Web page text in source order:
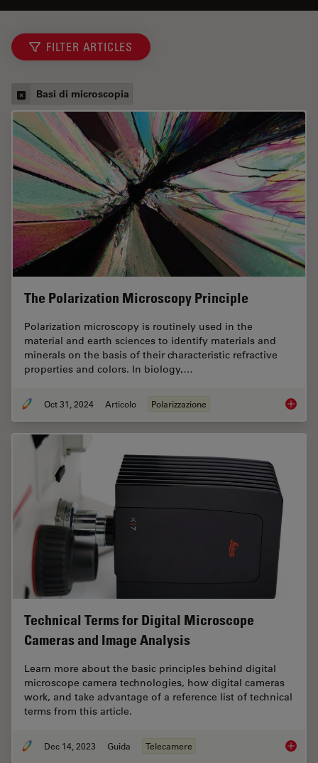
FILTER ARTICLES
Basi di microscopia
The Polarization Microscopy Principle
Polarization microscopy is routinely used in the
material and earth sciences to identify materials and
minerals on the basis of their characteristic refractive
properties and colors. In biology,…
Oct 31, 2024 Articolo Polarizzazione The
Technical Terms for Digital Microscope
Cameras and Image Analysis
Learn more about the basic principles behind digital
microscope camera technologies, how digital cameras
work, and take advantage of a reference list of technical
terms from this article.
Dec 14, 2023 Guida Telecamere